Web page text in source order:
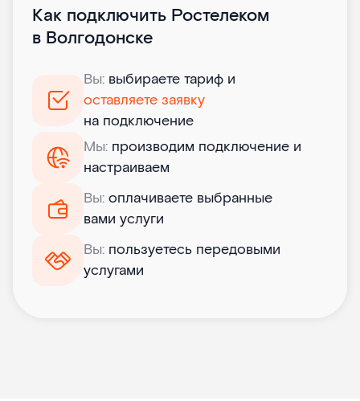
Как подключить Ростелеком
в Волгодонске
Вы: выбираете тариф и
оставляете заявку
на подключение
Мы: производим подключение и
настраиваем
Вы: оплачиваете выбранные
вами услуги
Вы: пользуетесь передовыми
услугами